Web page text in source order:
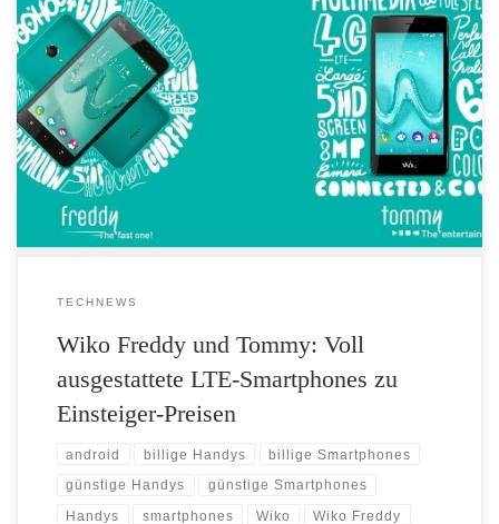
Wiko Freddy und Tommy: Voll ausgestattete LTE-Smartphones zu
Einsteiger-Preisen Wiko, unter den TOP 5 der beliebtesten
Smartphone-Hersteller in Westeuropa*, ergänzt die Y-Serie um die
beiden neuen Smartphones Freddy und Tommy. Die beiden Geräte
erzeugten bereits auf der IFA 2016 reges Interesse bei den Besuchern,
da es sich dabei um voll […]
TECHNEWS
Wiko Freddy und Tommy: Voll
ausgestattete LTE-Smartphones zu
Einsteiger-Preisen
android billige Handys billige Smartphones
günstige Handys günstige Smartphones
Handys smartphones Wiko Wiko Freddy